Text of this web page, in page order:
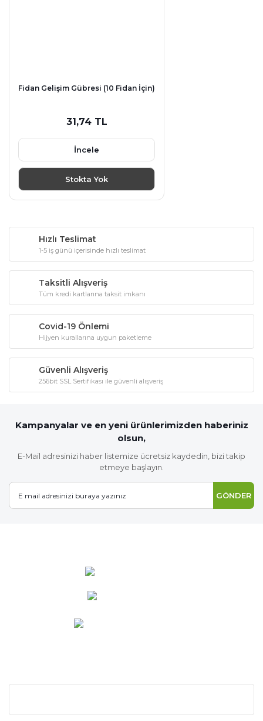
Fidan Gelişim Gübresi (10 Fidan İçin)
31,74 TL
İncele
Stokta Yok
Hızlı Teslimat
1-5 iş günü içerisinde hızlı teslimat
Taksitli Alışveriş
Tüm kredi kartlarına taksit imkanı
Covid-19 Önlemi
Hijyen kurallarına uygun paketleme
Güvenli Alışveriş
256bit SSL Sertifikası ile güvenli alışveriş
Kampanyalar ve en yeni ürünlerimizden haberiniz
olsun,
E-Mail adresinizi haber listemize ücretsiz kaydedin, bizi takip
etmeye başlayın.
GÖNDER